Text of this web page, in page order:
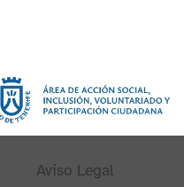
Aviso Legal